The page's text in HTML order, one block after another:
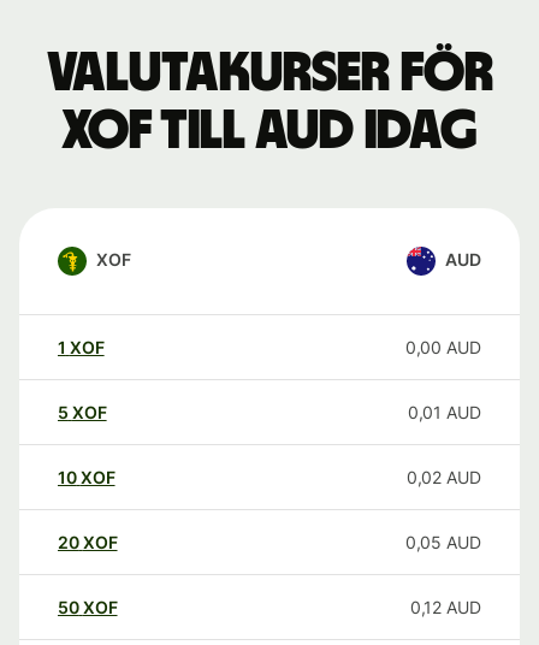
Valutakurser för
XOF till AUD idag
XOF AUD
1 XOF 0,00 AUD
5 XOF 0,01 AUD
10XOF 0,02 AUD
20XOF 0,05 AUD
50XOF 0,12 AUD